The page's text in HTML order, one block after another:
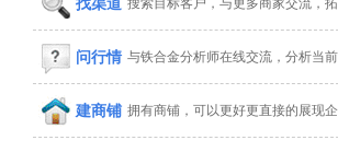
搜索目标客户，与更多商家交流，拓
问行情 与铁合金分析师在线交流，分析当
建商铺 拥有商铺，可以更好更直接的展现